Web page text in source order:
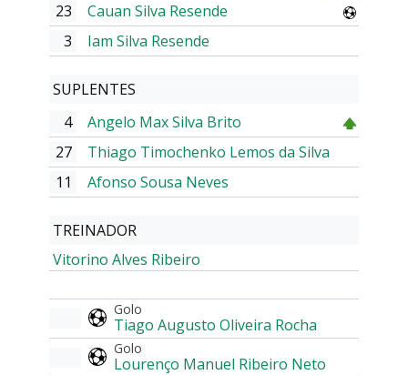
23
Cauan Silva Resende
3
Iam Silva Resende
SUPLENTES
4
Angelo Max Silva Brito
27
Thiago Timochenko Lemos da Silva
11
Afonso Sousa Neves
TREINADOR
Vitorino Alves Ribeiro
Golo
Tiago Augusto Oliveira Rocha
Golo
Lourenço Manuel Ribeiro Neto